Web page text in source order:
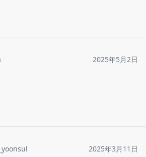
2025年5月2日
2025年3月11日